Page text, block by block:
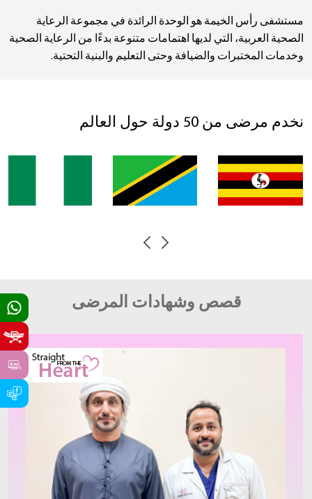
مستشفى رأس الخيمة هو الوحدة الرائدة في مجموعة الرعاية
الصحية العربية، التي لديها اهتمامات متنوعة بدءًا من الرعاية الصحية
وخدمات المختبرات والضيافة وحتى التعليم والبنية التحتية.
نخدم مرضى من 50 دولة حول العالم
قصص وشهادات المرضى